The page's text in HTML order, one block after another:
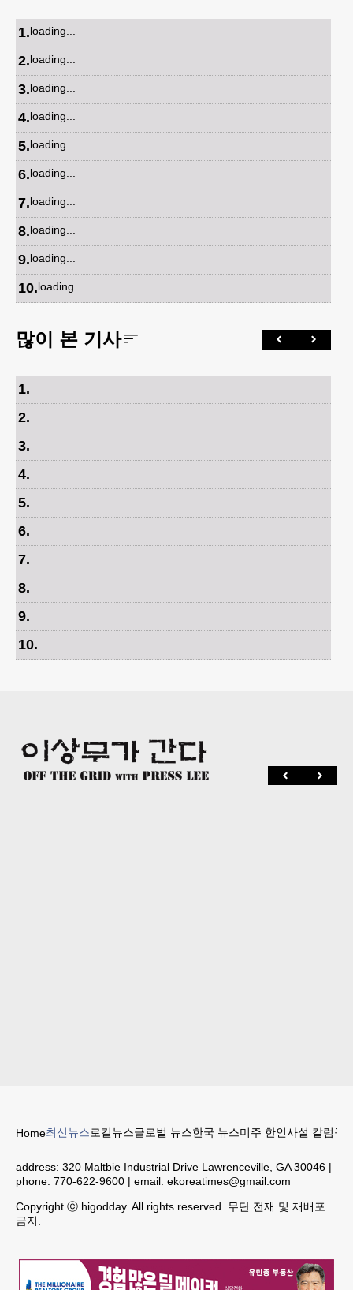
1.loading...
2.loading...
3.loading...
4.loading...
5.loading...
6.loading...
7.loading...
8.loading...
9.loading...
10.loading...
많이 본 기사
1.
2.
3.
4.
5.
6.
7.
8.
9.
10.
Home최신뉴스로컬뉴스글로벌 뉴스한국 뉴스미주 한인사설 칼럼구
address: 320 Maltbie Industrial Drive Lawrenceville, GA 30046 |
phone: 770-622-9600 | email: ekoreatimes@gmail.com
Copyright ⓒ higodday. All rights reserved. 무단 전재 및 재배포
금지.